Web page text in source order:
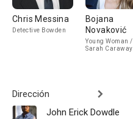
Chris Messina
Detective Bowden
Bojana
Novaković
Young Woman /
Sarah Caraway
Dirección
John Erick Dowdle